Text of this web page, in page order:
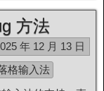
方法
年 12 月 13 日
格输入法